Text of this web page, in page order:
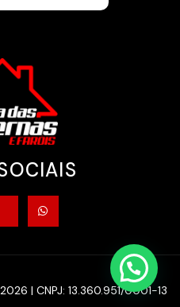
| CNPJ: 13.360.951/0001-13